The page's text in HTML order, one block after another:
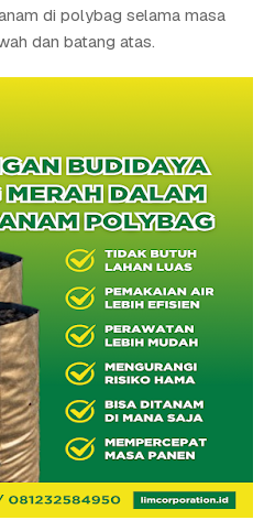
di polybag selama masa
dan batang atas.